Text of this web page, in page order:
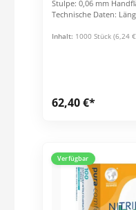
Stulpe: 0,06 mm
Technische Daten: Länge: ca. 240 mm Nicht steril Für
2016/425: Kategorie I MP-Verordnung (EU) 2017/745: Klasse I
Inhalt: 1000 Stück (6,24
62,40 €*
Verfügbar